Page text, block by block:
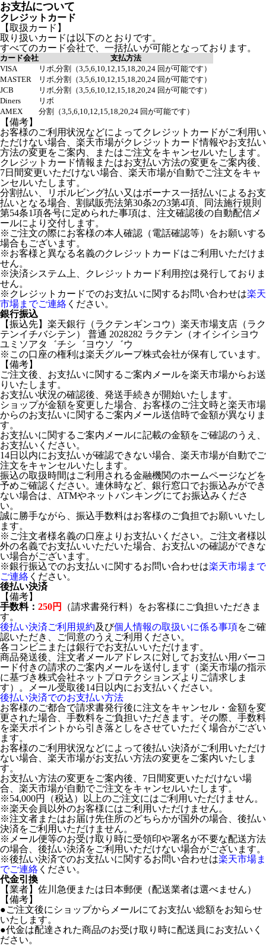
お支払について
クレジットカード
【取扱カード】
取り扱いカードは以下のとおりです。
すべてのカード会社で、一括払いが可能となっております。
カード会社
支払方法
VISA
リボ,分割（3,5,6,10,12,15,18,20,24 回が可能です）
MASTER
リボ,分割（3,5,6,10,12,15,18,20,24 回が可能です）
JCB
リボ,分割（3,5,6,10,12,15,18,20,24 回が可能です）
Diners
リボ
AMEX
分割（3,5,6,10,12,15,18,20,24 回が可能です）
【備考】
お客様のご利用状況などによってクレジットカードがご利用い
ただけない場合、楽天市場がクレジットカード情報やお支払い
方法の変更をご案内、またはご注文をキャンセルいたします。
クレジットカード情報またはお支払い方法の変更をご案内後、
7日間変更いただけない場合、楽天市場が自動でご注文をキャ
ンセルいたします。
分割払い、リボルビング払い又はボーナス一括払いによるお支
払いとなる場合、割賦販売法第30条2の3第4項、同法施行規則
第54条1項各号に定められた事項は、注文確認後の自動配信メ
ールにより交付します。
※ご注文の際にお客様の本人確認（電話確認等）をお願いする
場合もございます。
※お客様と異なる名義のクレジットカードはご利用いただけま
せん。
※決済システム上、クレジットカード利用控は発行しておりま
せん。
※クレジットカードでのお支払いに関するお問い合わせは楽天
市場までご連絡 ください。
銀行振込
【振込先】楽天銀行（ラクテンギンコウ）楽天市場支店（ラク
テンイチバシテン） 普通 2028282 ラクテン（オイシイシヨウ
ユミソアタ゛チシ゛ヨウソ゛ウ
※この口座の権利は楽天グループ株式会社が保有しています。
【備考】
ご注文後、お支払いに関するご案内メールを楽天市場からお送
りいたします。
お支払い状況の確認後、発送手続きが開始いたします。
ショップが金額を変更した場合、お客様のご注文時と楽天市場
からのお支払いに関するご案内メール送信時で金額が異なりま
す。
お支払いに関するご案内メールに記載の金額をご確認のうえ、
お支払いください。
14日以内にお支払いが確認できない場合、楽天市場が自動でご
注文をキャンセルいたします。
振込の取扱時間はご利用される金融機関のホームページなどを
予めご確認ください。連休時など、銀行窓口でお振込みができ
ない場合は、ATMやネットバンキングにてお振込みくださ
い。
誠に勝手ながら、振込手数料はお客様のご負担でお願いいたし
ます。
※ご注文者様名義の口座よりお支払いください。ご注文者様以
外の名義でお支払いいただいた場合、お支払いの確認ができな
い場合がございます。
※銀行振込でのお支払いに関するお問い合わせは楽天市場まで
ご連絡 ください。
後払い決済
【備考】
手数料： 250円
（請求書発行料）をお客様にご負担いただきま
す。
後払い決済ご利用規約及び個人情報の取扱いに係る事項をご確
認いただき、ご同意のうえご利用ください。
各コンビニまたは銀行でお支払いいただけます。
商品発送後、注文者メールアドレスに対してお支払い用バーコ
ード付きの請求のご案内メールを送付します（楽天市場の指示
に基づき株式会社ネットプロテクションズよりご請求しま
す）。メール受取後14日以内にお支払いください。
後払い決済でのお支払い方法
お客様のご都合で請求書発行後に注文をキャンセル・金額を変
更された場合、手数料をご負担いただきます。その際、手数料
を楽天ポイントから引き落としをさせていただく場合がござい
ます。
お客様のご利用状況などによって後払い決済がご利用いただけ
ない場合、楽天市場がお支払い方法の変更をご案内いたしま
す。
お支払い方法の変更をご案内後、7日間変更いただけない場
合、楽天市場が自動でご注文をキャンセルいたします。
※54,000円（税込）以上のご注文にはご利用いただけません。
※楽天会員以外のお客様にはご利用いただけません。
※注文者またはお届け先住所のどちらかが国外の場合、後払い
決済をご利用いただけません。
※メール便等のお受け取り時に受領印や署名が不要な配送方法
の場合、後払い決済をご利用いただけない場合がございます。
※後払い決済でのお支払いに関するお問い合わせは楽天市場ま
でご連絡 ください。
代金引換
【業者】佐川急便または日本郵便（配送業者は選べません）
【備考】
●ご注文後にショップからメールにてお支払い総額をお知らせ
いたします。
●代金は配達された商品のお受け取り時に配送員にお支払いく
ださい。